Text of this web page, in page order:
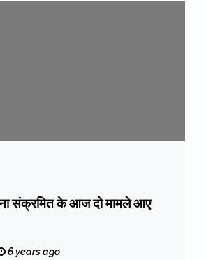
संक्रमित के आज दो मामले आए
6 years ago